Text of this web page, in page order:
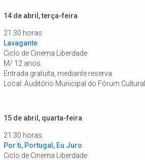
14 de abril, terça-feira
21.30 horas
Lavagante
Ciclo de Cinema Liberdade
M/ 12 anos.
Entrada gratuita, mediante reserva
Local: Auditório Municipal do Fórum
15 de abril, quarta-feira
21.30 horas
Por ti, Portugal, Eu Juro
Ciclo de Cinema Liberdade